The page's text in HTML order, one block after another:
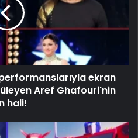
ekran
Aref Ghafouri'nin
hali!